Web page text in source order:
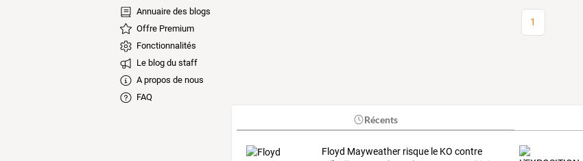
Annuaire des blogs
Offre Premium
Fonctionnalités
Le blog du staff
A propos de nous
FAQ
1
Récents
Floyd Mayweather risque le KO contre